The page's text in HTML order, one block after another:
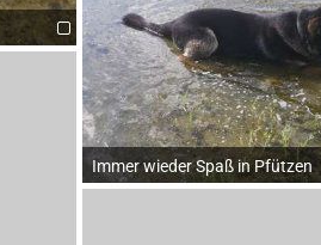
Immer wieder Spaß in Pfützen